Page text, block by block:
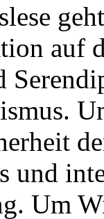
auf
und
Um